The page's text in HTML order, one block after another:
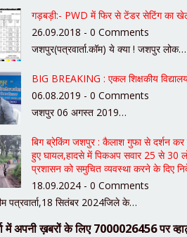
गड़बड़ी:- PWD में फिर से टेंडर सेटिंग का
26.09.2018 - 0 Comments
जशपुर(पत्रवार्ता.कॉम) ये क्या ! जशपुर लोक…
BIG BREAKING : एकल शिक्षकीय
06.08.2019 - 0 Comments
जशपुर 06 अगस्त 2019…
बिग ब्रेकिंग जशपुर : कैलाश गुफा से दर्शन कर
हुए घायल,हादसे में पिकअप सवार 25 से 30
प्रशासन को समुचित व्यवस्था करने के दिए
18.09.2024 - 0 Comments
पत्रवार्ता,18 सितंबर 2024जिले के…
में अपनी ख़बरों के लिए 7000026456 पर